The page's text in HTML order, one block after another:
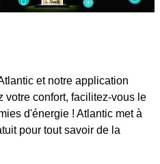
et notre application
votre confort, facilitez-vous le
d'énergie ! Atlantic met à
pour tout savoir de la